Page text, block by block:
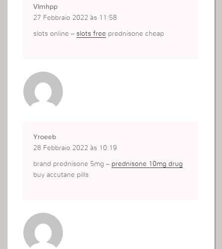
Vlmhpp
27 Febbraio 2022 às 11:58
slots online – slots free prednisone cheap
Yroeeb
28 Febbraio 2022 às 10:19
brand prednisone 5mg – prednisone 10mg drug
buy accutane pills